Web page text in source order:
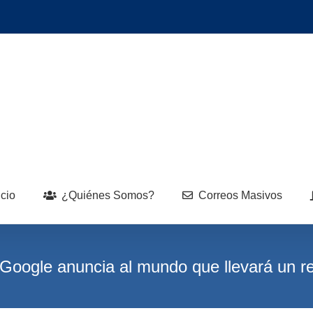
¿Quiénes Somos? Correos Masivos
anuncia al mundo que llevará un